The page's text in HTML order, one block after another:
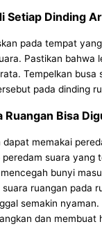
Setiap Dinding
pada tempat
Pastikan bahwa
Tempelkan busa
pada dinding
Ruangan Bisa
dapat memakai
suara yang
bunyi
ruangan pada
semakin nyaman.
dan membuat